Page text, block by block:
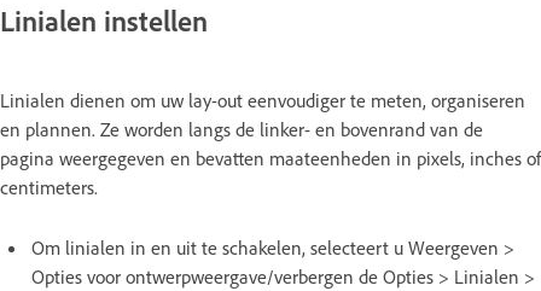
Linialen instellen
Linialen dienen om uw lay-out eenvoudiger te meten, organiseren
en plannen. Ze worden langs de linker- en bovenrand van de
pagina weergegeven en bevatten maateenheden in pixels, inches of
centimeters.
Om linialen in en uit te schakelen, selecteert u Weergeven >
Opties voor ontwerpweergave/verbergen de Opties > Linialen >